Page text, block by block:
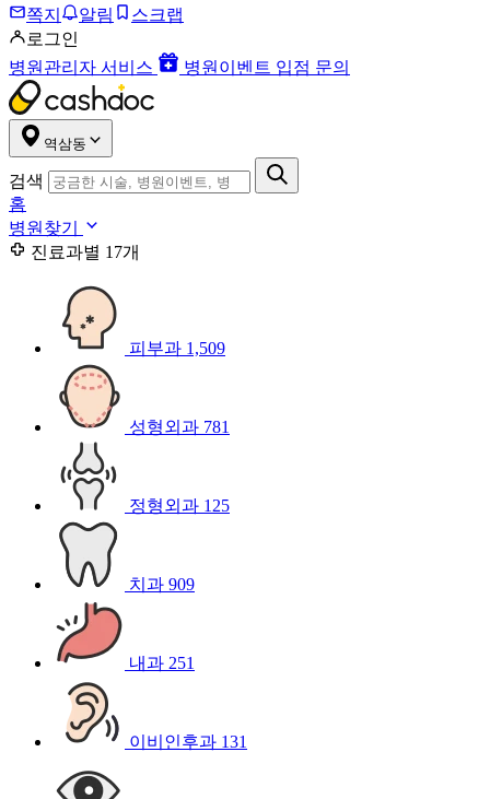
쪽지 알림
스크랩
로그인
병원관리자 서비스
병원이벤트 입점 문의
역삼동
검색
홈
병원찾기
진료과별 17개
피부과 1,509
성형외과 781
정형외과 125
치과 909
내과 251
이비인후과 131